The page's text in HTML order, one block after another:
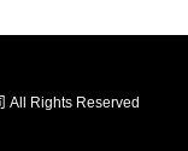
All Rights Reserved